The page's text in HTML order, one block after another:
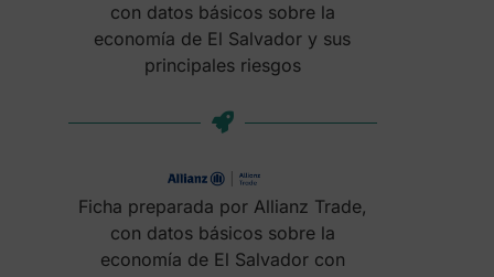
con datos básicos sobre la
economía de El Salvador y sus
principales riesgos
Ficha preparada por Allianz Trade,
con datos básicos sobre la
economía de El Salvador con